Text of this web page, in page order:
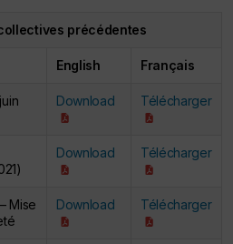
précédentes
English Français
Download Télécharger
Download Télécharger
Mise
Download Télécharger